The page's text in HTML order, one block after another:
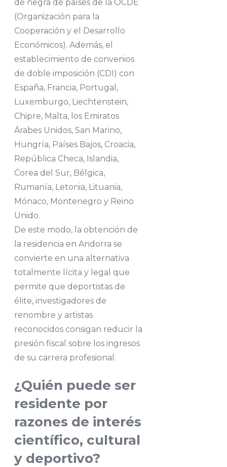
de negra de países de la OCDE
(Organización para la
Cooperación y el Desarrollo
Económicos). Además, el
establecimiento de convenios
de doble imposición (CDI) con
España, Francia, Portugal,
Luxemburgo, Liechtenstein,
Chipre, Malta, los Emiratos
Árabes Unidos, San Marino,
Hungría, Países Bajos, Croacia,
República Checa, Islandia,
Corea del Sur, Bélgica,
Rumanía, Letonia, Lituania,
Mónaco, Montenegro y Reino
Unido.
De este modo, la obtención de
la residencia en Andorra se
convierte en una alternativa
totalmente lícita y legal que
permite que deportistas de
élite, investigadores de
renombre y artistas
reconocidos consigan reducir la
presión fiscal sobre los ingresos
de su carrera profesional.
¿Quién puede ser
residente por
razones de interés
científico, cultural
y deportivo?